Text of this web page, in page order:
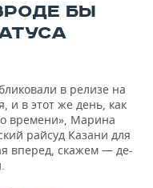
БЫ
в релизе на
и в этот же день, как
времени», Марина
райсуд Казани для
вперед, скажем — де-